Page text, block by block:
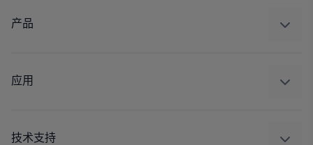
产品
调节
应用
工业
技术支持